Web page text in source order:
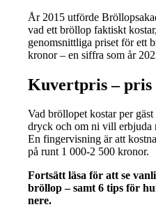
År 2015 utförde
vad ett bröllop faktiskt
genomsnittliga priset för ett
kronor – en siffra som år
Kuvertpris – pris
Vad bröllopet kostar per
dryck och om ni vill erbjuda
En fingervisning är att
på runt 1 000-2 500 kronor.
Fortsätt läsa för att se
bröllop – samt 6 tips för
nere.